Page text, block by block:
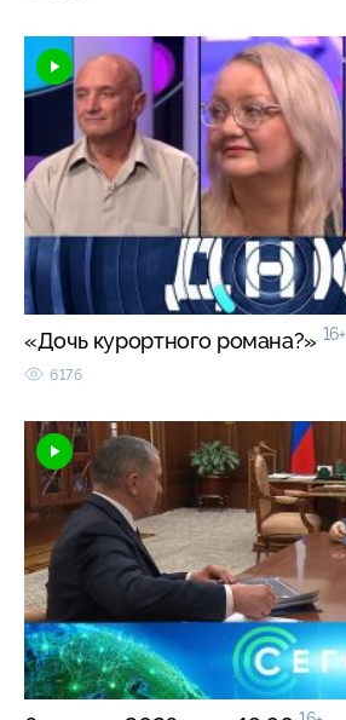
«Дочь курортного романа?» 16+
6176